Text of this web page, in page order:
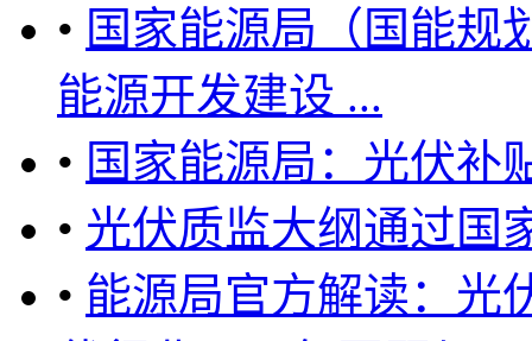
• 国家能源局（国能规
能源开发建设 ...
• 国家能源局：光伏补
• 光伏质监大纲通过国
• 能源局官方解读：